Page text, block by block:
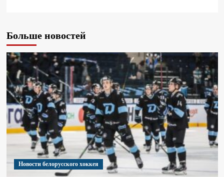
Больше новостей
Новости белорусского хоккея